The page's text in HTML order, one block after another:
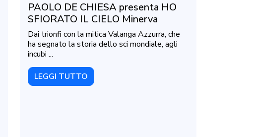
PAOLO DE CHIESA presenta HO
SFIORATO IL CIELO Minerva
Dai trionfi con la mitica Valanga Azzurra, che
ha segnato la storia dello sci mondiale, agli
incubi ...
LEGGI TUTTO